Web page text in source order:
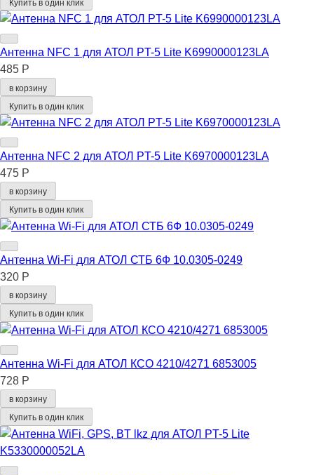
Купить в один клик
Антенна NFC 1 для АТОЛ PT-5 Lite K6990000123LA
485 Р
в корзину
Купить в один клик
Антенна NFC 2 для АТОЛ PT-5 Lite K6970000123LA
475 Р
в корзину
Купить в один клик
Антенна Wi-Fi для АТОЛ СТБ 6Ф 10.0305-0249
320 Р
в корзину
Купить в один клик
Антенна Wi-Fi для АТОЛ КСО 4210/4271 6853005
728 Р
в корзину
Купить в один клик